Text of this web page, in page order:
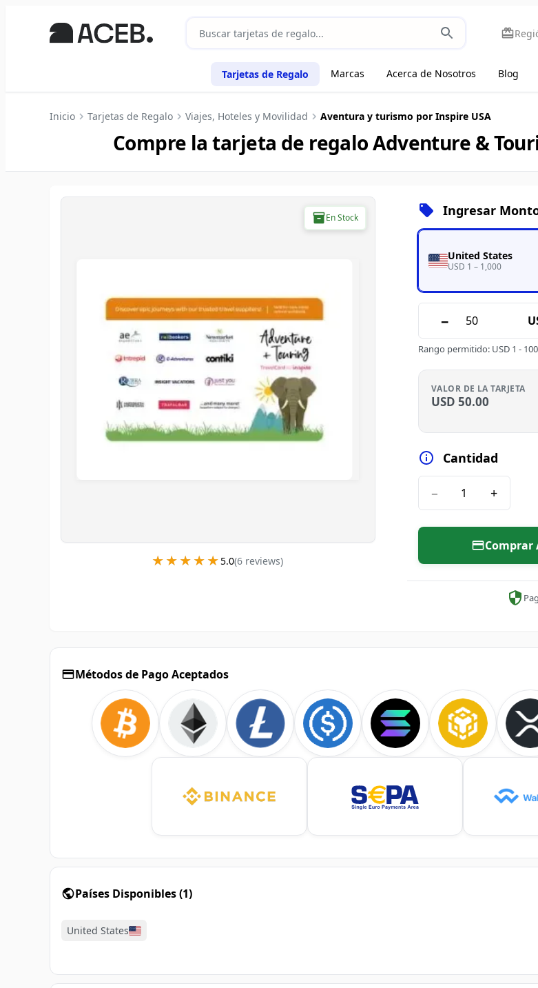
Tarjetas de Regalo Marcas Acerca de Nosotros Blog
Inicio Tarjetas de Regalo Viajes, Hoteles y Movilidad Aventura y turismo por Inspire USA
Compre la tarjeta de regalo Adventure &
En Stock
★★★★★
★★★★★5.0(6reviews)
Ingresar
United States
USD 1 – 1,000
−
Rango permitido: USD 1 -
VALOR DE LA TARJETA
USD 50.00
Cantidad
− +
Comprar
Métodos de Pago Aceptados
Países Disponibles(1)
United States